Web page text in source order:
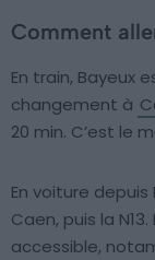
Comment
En train, Bayeux
changement à
20 min. C’est le
En voiture depuis
Caen, puis la
accessible,